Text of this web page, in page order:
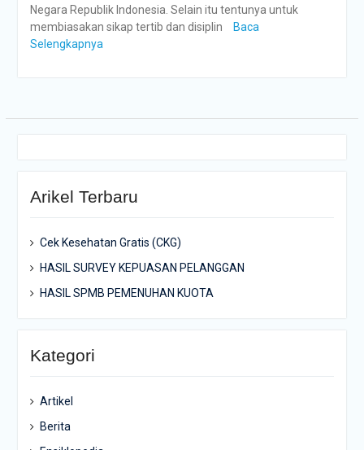
Negara Republik Indonesia. Selain itu tentunya untuk
membiasakan sikap tertib dan disiplin
Baca
Selengkapnya
Arikel Terbaru
Cek Kesehatan Gratis (CKG)
HASIL SURVEY KEPUASAN PELANGGAN
HASIL SPMB PEMENUHAN KUOTA
Kategori
Artikel
Berita